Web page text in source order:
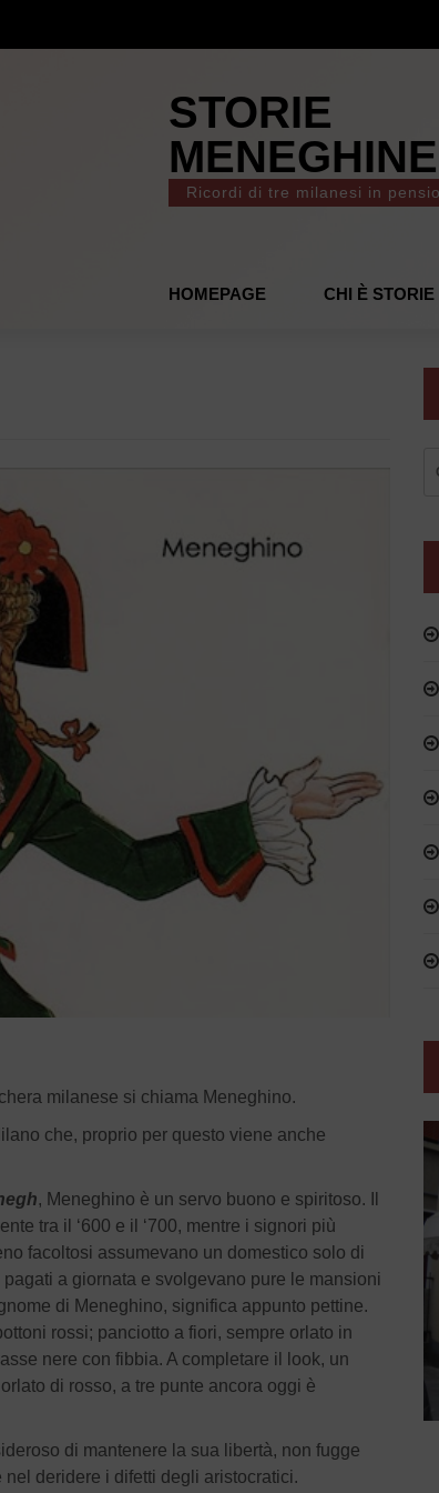
STORIE
MENEGHINE
Ricordi di tre milanesi in
HOMEPAGE CHI È
milanese si chiama Meneghino.
che, proprio per questo viene anche
, Meneghino è un servo buono e spiritoso. Il
tra il ‘600 e il ‘700, mentre i signori più
facoltosi assumevano un domestico solo di
a giornata e svolgevano pure le mansioni
di Meneghino, significa appunto pettine.
rossi; panciotto a fiori, sempre orlato in
nere con fibbia. A completare il look, un
di rosso, a tre punte ancora oggi è
di mantenere la sua libertà, non fugge
deridere i difetti degli aristocratici.